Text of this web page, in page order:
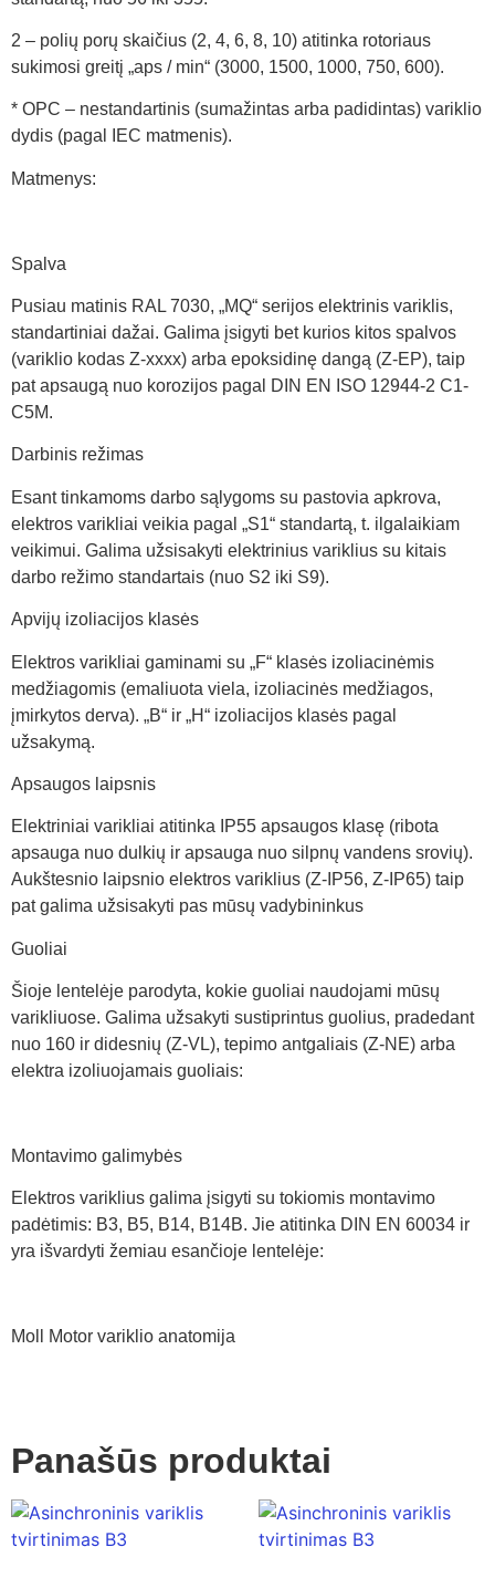
2 – polių porų skaičius (2, 4, 6, 8, 10) atitinka rotoriaus
sukimosi greitį „aps / min“ (3000, 1500, 1000, 750, 600).
* OPC – nestandartinis (sumažintas arba padidintas) variklio
dydis (pagal IEC matmenis).
Matmenys:
Spalva
Pusiau matinis RAL 7030, „MQ“ serijos elektrinis variklis,
standartiniai dažai. Galima įsigyti bet kurios kitos spalvos
(variklio kodas Z-xxxx) arba epoksidinę dangą (Z-EP), taip
pat apsaugą nuo korozijos pagal DIN EN ISO 12944-2 C1-
C5M.
Darbinis režimas
Esant tinkamoms darbo sąlygoms su pastovia apkrova,
elektros varikliai veikia pagal „S1“ standartą, t. ilgalaikiam
veikimui. Galima užsisakyti elektrinius variklius su kitais
darbo režimo standartais (nuo S2 iki S9).
Apvijų izoliacijos klasės
Elektros varikliai gaminami su „F“ klasės izoliacinėmis
medžiagomis (emaliuota viela, izoliacinės medžiagos,
įmirkytos derva). „B“ ir „H“ izoliacijos klasės pagal
užsakymą.
Apsaugos laipsnis
Elektriniai varikliai atitinka IP55 apsaugos klasę (ribota
apsauga nuo dulkių ir apsauga nuo silpnų vandens srovių).
Aukštesnio laipsnio elektros variklius (Z-IP56, Z-IP65) taip
pat galima užsisakyti pas mūsų vadybininkus
Guoliai
Šioje lentelėje parodyta, kokie guoliai naudojami mūsų
varikliuose. Galima užsakyti sustiprintus guolius, pradedant
nuo 160 ir didesnių (Z-VL), tepimo antgaliais (Z-NE) arba
elektra izoliuojamais guoliais:
Montavimo galimybės
Elektros variklius galima įsigyti su tokiomis montavimo
padėtimis: B3, B5, B14, B14B. Jie atitinka DIN EN 60034 ir
yra išvardyti žemiau esančioje lentelėje:
Moll Motor variklio anatomija
Panašūs produktai